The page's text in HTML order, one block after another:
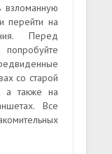
взломанную
перейти на
Перед
попробуйте
со старой
а также на
Все